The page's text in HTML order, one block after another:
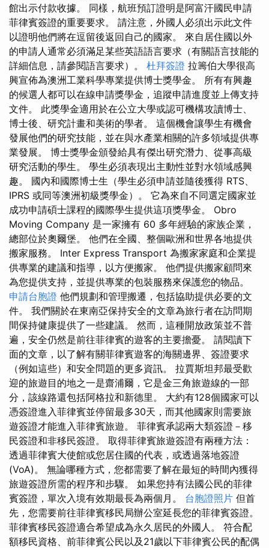
館出示付款收據。 同樣，航班預訂證明是阿富汗國民申請
菲律賓簽證的重要要求。 請注意，外國人必須出示此文件
以證明他們將在逗留後返回自己的國家。 來自居住國以外
的申請人通常必須滿足某些英語語言要求（有關語言技能的
詳細信息，請參閱語言要求）。 杜拜簽證 拉籌伯大學很高
興宣佈為澳洲工業科學專業提供博士獎學金。 所有有興趣
的候選人都可以在線申請獎學金，追蹤申請進度並上傳支持
文件。 此獎學金適用於在公立大學或認可機構攻讀博士、
博士後、研究計畫和美術的學者。 這個機會讓學生有機會
發展他們的研究技能，並在與水產業相關的許多領域提供專
業發展。 博士獎學金頒發給具有傑出研究潛力、從事高級
研究活動的學生。 學生必須表現出主動性並對水領域感興
趣。 國內和國際博士生（學生必須申請並隨後獲得 RTS、
IPRS 或同等澳洲初級獎學金）。 它為來自不同選定國家並
成功申請碩士課程的國際學生提供這項獎學金。 Obro
Moving Company 是一家擁有 60 多年經驗的家族企業，
總部位於奧爾堡。 他們在全國、整個歐洲和世界各地提供
搬家服務。 Inter Express Transport 為搬家家庭和企業提
供專業的建議和指導，以方便搬家。 他們提供搬家顧問來
為您提供支持，並提供專業的包裝服務來保護您的物品。
申請台胞證 他們規劃和管理搬遷，包括協助提供必要的文
件。 我們關於在東南亞保持安全的文章為旅行者在訪問期
間保持健康提供了一些建議。 然而，這種開放政策並不普
遍，安全仍然是前往菲律賓的遊客的主要擔憂。 請閱讀下
面的文章，以了解有關菲律賓遊客的海關邊界、簽證要求
（例如這些）和安全問題的更多資訊。 拉賈斯坦邦最受歡
迎的旅遊目的地之一是齋浦爾，它是金三角旅遊線的一部
分，該線路還包括阿格拉和新德里。 大約有128個國家可以
憑簽證進入菲律賓並停留最多30天，而其他國家則需要旅
遊簽證才能進入菲律賓旅遊。 菲律賓承認兩大類簽證－移
民簽證和非移民簽證。 取得菲律賓旅遊簽證有兩種方法：
透過菲律賓大使館或您居住國的代表，或透過落地簽證
(VoA)。 無論哪種方式，您都需要了解在最短的時間內獲得
旅遊簽證所需的程序和步驟。 如果您持有法國公民的菲律
賓簽證，單次入境有效期最長為兩個月。 台胞證照片 但首
先，您需要前往菲律賓移民局辦公室延長您的菲律賓簽證。
菲律賓移民簽證適合希望成為永久居民的外國人。 符合配
額移民資格、前菲律賓公民以及21歲以下菲律賓公民的配偶